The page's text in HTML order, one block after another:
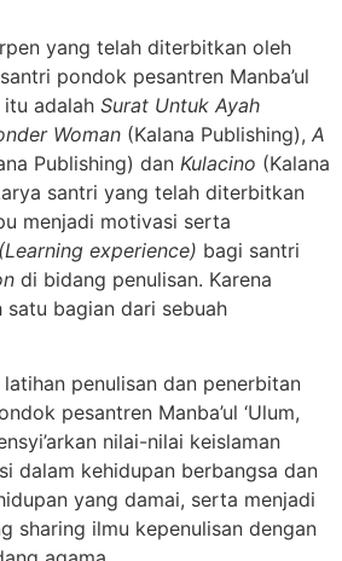
yang telah diterbitkan oleh
pondok pesantren Manba’ul
itu adalah Surat Untuk Ayah
Woman (Kalana Publishing), A
Publishing) dan Kulacino (Kalana
santri yang telah diterbitkan
menjadi motivasi serta
(Learning experience) bagi santri
di bidang penulisan. Karena
satu bagian dari sebuah
penulisan dan penerbitan
pesantren Manba’ul ‘Ulum,
nilai-nilai keislaman
dalam kehidupan berbangsa dan
yang damai, serta menjadi
sharing ilmu kepenulisan dengan